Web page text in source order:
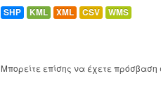
SHP KML XML CSV WMS
Μπορείτε επίσης να έχετε